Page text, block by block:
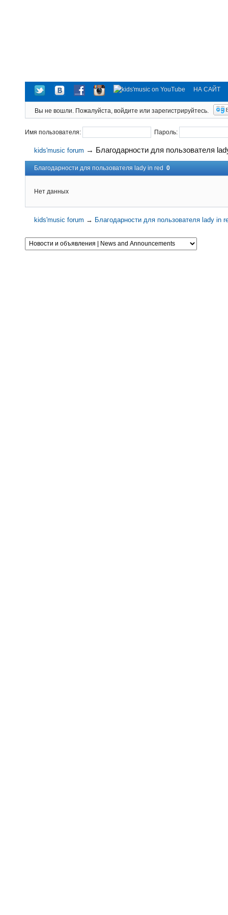
НА САЙТ
Вы не вошли. Пожалуйста, войдите или зарегистрируйтесь.
Имя пользователя: Пароль:
kids'music forum → Благодарности для пользователя
Благодарности для пользователя lady in red 0
Нет данных
kids'music forum → Благодарности для пользователя lady in